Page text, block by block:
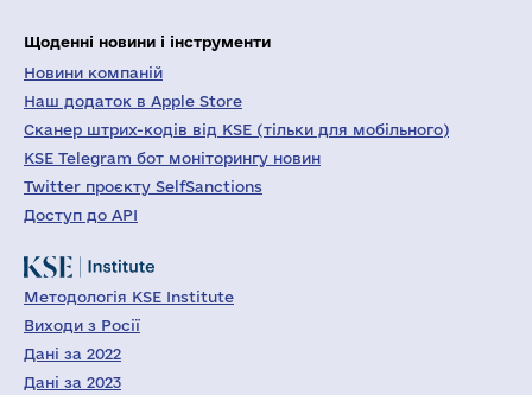
Щоденні новини і інструменти
Новини компаній
Наш додаток в Apple Store
Сканер штрих-кодів від KSE (тільки для мобільного)
KSE Telegram бот моніторингу новин
Twitter проєкту SelfSanctions
Доступ до API
Методологія KSE Institute
Виходи з Росії
Дані за 2022
Дані за 2023